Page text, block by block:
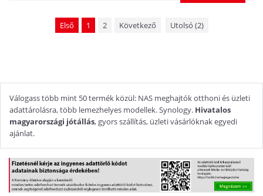
Első 1 2 Következő Utolsó (2)
Válogass több mint 50 termék közül: NAS meghajtók otthoni és üzleti
adattárolásra, több lemezhelyes modellek. Synology. Hivatalos
magyarországi jótállás, gyors szállítás, üzleti vásárlóknak egyedi
ajánlat.